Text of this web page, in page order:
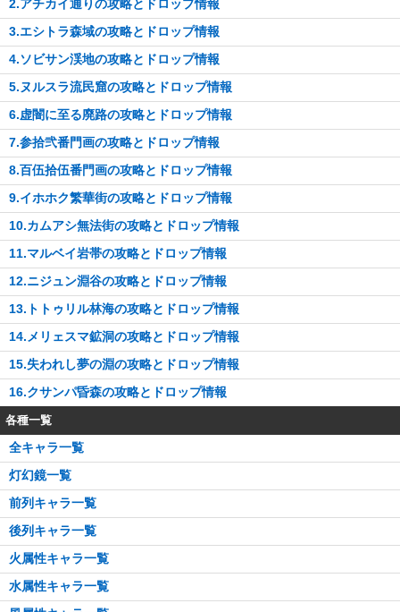
2.アチカイ通りの攻略とドロップ情報
3.エシトラ森域の攻略とドロップ情報
4.ソビサン渓地の攻略とドロップ情報
5.ヌルスラ流民窟の攻略とドロップ情報
6.虚闇に至る廃路の攻略とドロップ情報
7.参拾弐番門画の攻略とドロップ情報
8.百伍拾伍番門画の攻略とドロップ情報
9.イホホク繁華街の攻略とドロップ情報
10.カムアシ無法街の攻略とドロップ情報
11.マルベイ岩帯の攻略とドロップ情報
12.ニジュン淵谷の攻略とドロップ情報
13.トトゥリル林海の攻略とドロップ情報
14.メリェスマ鉱洞の攻略とドロップ情報
15.失われし夢の淵の攻略とドロップ情報
16.クサンパ昏森の攻略とドロップ情報
各種一覧
全キャラ一覧
灯幻鏡一覧
前列キャラ一覧
後列キャラ一覧
火属性キャラ一覧
水属性キャラ一覧